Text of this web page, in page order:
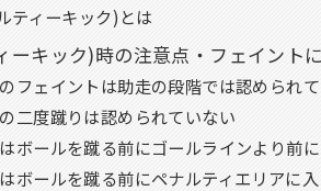
ティーキック)とは
ーキック)時の注意点・フェイント
フェイントは助走の段階では認められ
二度蹴りは認められていない
ボールを蹴る前にゴールラインより前
ボールを蹴る前にペナルティエリアに